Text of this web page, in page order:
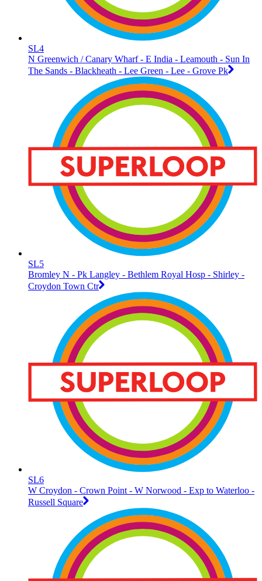
SL4
N Greenwich / Canary Wharf - E India - Leamouth - Sun In
The Sands - Blackheath - Lee Green - Lee - Grove Pk
SL5
Bromley N - Pk Langley - Bethlem Royal Hosp - Shirley -
Croydon Town Ctr
SL6
W Croydon - Crown Point - W Norwood - Exp to Waterloo -
Russell Square